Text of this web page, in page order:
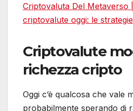
Criptovaluta Del Metaverso
criptovalute oggi: le strategie
Criptovalute
richezza cripto
Oggi c’è qualcosa che vale
probabilmente sperando di